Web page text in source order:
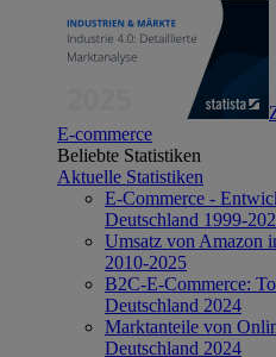
E-commerce
Beliebte Statistiken
Aktuelle Statistiken
E-Commerce -
Deutschland 1999-
Umsatz von Amazon
2010-2025
B2C-E-Commerce:
Deutschland 2024
Marktanteile von
Deutschland 2024